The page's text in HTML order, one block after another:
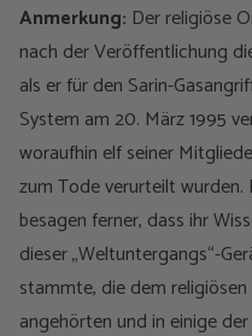
Anmerkung: Der religiöse
nach der Veröffentlichung
als er für den Sarin-
System am 20. März 1995
woraufhin elf seiner
zum Tode verurteilt wurden.
besagen ferner, dass ihr
dieser „Weltuntergangs“-
stammte, die dem
angehörten und in einige